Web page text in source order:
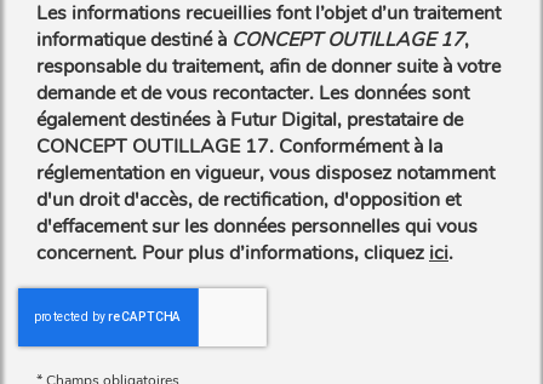
Les informations recueillies font l’objet d’un traitement
informatique destiné à CONCEPT OUTILLAGE 17,
responsable du traitement, afin de donner suite à votre
demande et de vous recontacter. Les données sont
également destinées à Futur Digital, prestataire de
CONCEPT OUTILLAGE 17. Conformément à la
réglementation en vigueur, vous disposez notamment
d'un droit d'accès, de rectification, d'opposition et
d'effacement sur les données personnelles qui vous
concernent. Pour plus d’informations, cliquez ici.